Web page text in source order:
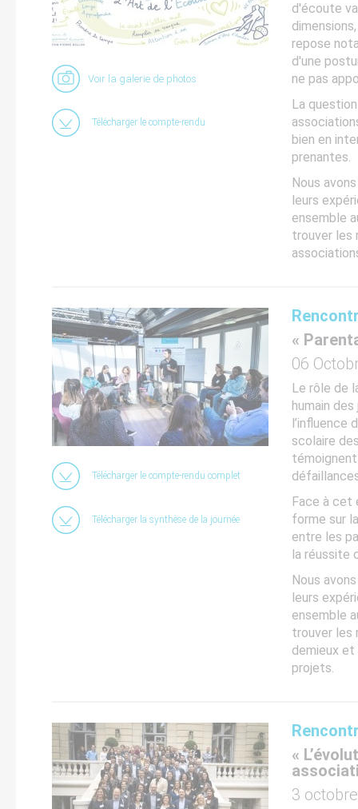
Voir la galerie de photos
Télécharger le compte-rendu
d'écoute
repose
d'une
ne pas
La
bien en
prenantes.
Nous
leurs
ensemble
trouver les
Télécharger le compte-rendu complet
Télécharger la synthèse de la journée
«
06
Le rôle de
humain
l’influence
scolaire
Face à cet
forme sur
entre les
la réussite
Nous
leurs
ensemble
trouver les
demieux
projets.
«
3